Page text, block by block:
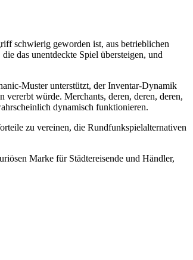
schwierig geworden ist, aus betrieblichen
das unentdeckte Spiel übersteigen, und
Muster unterstützt, der Inventar-Dynamik
würde. Merchants, deren, deren, deren,
dynamisch funktionieren.
zu vereinen, die Rundfunkspielalternativen
Marke für Städtereisende und Händler,